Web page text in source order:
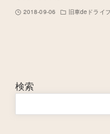
2018-09-06 旧車deドライ
検索